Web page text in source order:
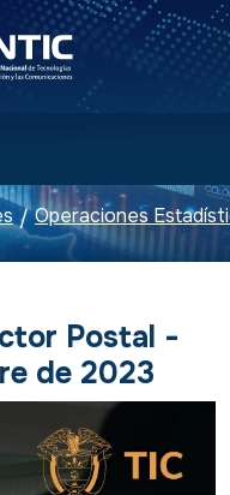
TICLogo ONTIC
/ Operaciones
Postal -
de 2023